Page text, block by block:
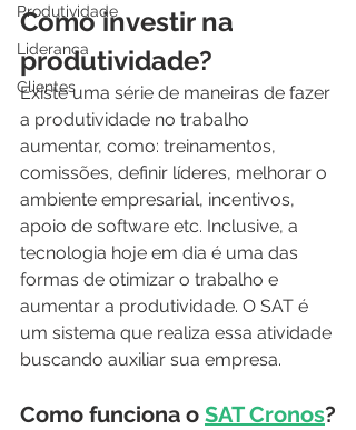
Produtividade
Liderança
Clientes
Como investir na
produtividade?
Existe uma série de maneiras de fazer
a produtividade no trabalho
aumentar, como: treinamentos,
comissões, definir líderes, melhorar o
ambiente empresarial, incentivos,
apoio de software etc. Inclusive, a
tecnologia hoje em dia é uma das
formas de otimizar o trabalho e
aumentar a produtividade. O SAT é
um sistema que realiza essa atividade
buscando auxiliar sua empresa.
Como funciona o SAT Cronos?